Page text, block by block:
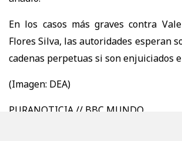
En los casos más graves contra
Flores Silva, las autoridades esperan
cadenas perpetuas si son enjuiciados
(Imagen: DEA)
PURANOTICIA // BBC MUNDO